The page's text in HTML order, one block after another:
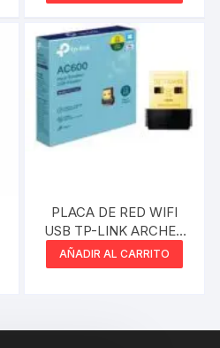
PLACA DE RED WIFI
USB TP-LINK ARCHER
T2U NANO AC600 DUAL
BAND USB 2.0 2.4GHZ
AÑADIR AL CARRITO